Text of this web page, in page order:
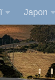
Japon